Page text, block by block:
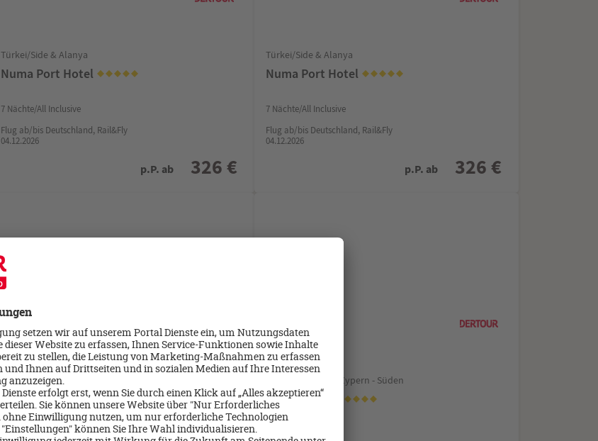
Türkei/Side & Alanya
Numa Port Hotel
7 Nächte/All Inclusive
Flug ab/bis Deutschland, Rail&Fly
04.12.2026
p.P. ab 326 €
Türkei/Side & Alanya
Numa Port Hotel
7 Nächte/All Inclusive
Flug ab/bis Deutschland, Rail&Fly
04.12.2026
p.P. ab 326 €
Zypern/Republik Zypern - Süden
Leonardo Plaza Cypria Maris Beach Hotel &
Spa
8 Tage/Halbpension
Zypern/Republik Zypern - Süden
The Ivi Mare
8 Tage/Halbpension